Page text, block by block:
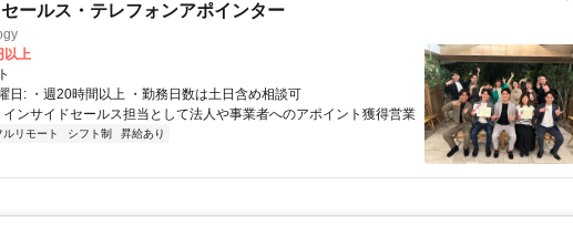
ールス・テレフォンアポインター
以上
日: ・週20時間以上 ・勤務日数は土日含め相談可
インサイドセールス担当として法人や事業者へのアポイント獲得営業
ルリモート シフト制 昇給あり